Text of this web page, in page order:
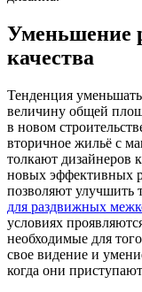
Уменьшение
качества
Тенденция уменьшать
величину общей
в новом
вторичное жильё с
толкают дизайнеров
новых эффективных
позволяют улучшить
для раздвижных
условиях
необходимые для
свое видение и
когда они